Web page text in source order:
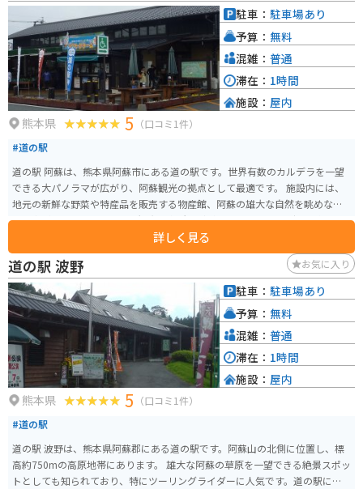
とができます。 周辺には、温泉施設も多く、宿泊も可能です。 バイクで訪れ
る場合は、道の駅の駐車場にバイク専用の駐輪スペースがあります。 ツーリ
ングの休憩場所として、ぜひ立ち寄ってみてください。
熊本県 5 （口コミ1件）
#道の駅
道の駅 阿蘇は、熊本県阿蘇市にある道の駅です。世界有数のカルデラを一望
できる大パノラマが広がり、阿蘇観光の拠点として最適です。 施設内には、
地元の新鮮な野菜や特産品を販売する物産館、阿蘇の雄大な自然を眺めなが
ら食事ができるレストラン、観光案内所などがあります。阿蘇の郷土料理であ
る「だご汁」や「あか牛丼」はおすすめです。 バイクで訪れる場合、道の駅
阿蘇は広々とした駐車場があり、休憩場所としても最適です。阿蘇山やミル
クロードなど、周辺にはツーリングスポットも豊富なので、バイク好きには
たまらない場所と言えるでしょう。 道の駅 阿蘇から見える阿蘇五岳や外輪山
は圧巻です。お土産には、阿蘇産の牛乳を使用したチーズやヨーグルト、あ
か牛の加工品などが人気です。
詳しく見る
駐車： 駐車場あり
予算： 無料
混雑： 普通
滞在： 1時間
施設： 屋内
道の駅 波野 お気に入り
熊本県 5 （口コミ1件）
#道の駅
道の駅 波野は、熊本県阿蘇郡にある道の駅です。阿蘇山の北側に位置し、標
高約750mの高原地帯にあります。 雄大な阿蘇の草原を一望できる絶景スポッ
トとしても知られており、特にツーリングライダーに人気です。道の駅に
駐車： 駐車場あり
予算： 無料
混雑： 普通
滞在： 1時間
施設： 屋内